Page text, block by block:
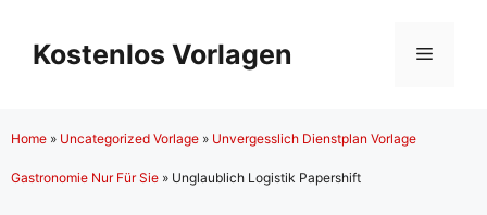
Inhalt
springen
Kostenlos Vorlagen Menü
Home » Uncategorized Vorlage » Unvergesslich Dienstplan Vorlage
Gastronomie Nur Für Sie » Unglaublich Logistik Papershift